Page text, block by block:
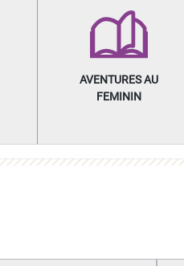
AVENTURES AU
FEMININ